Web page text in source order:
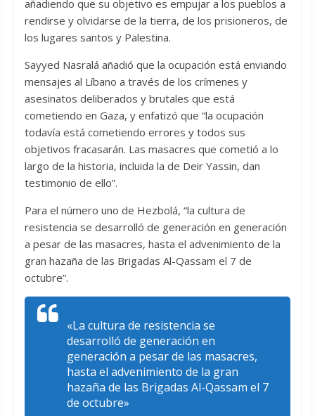
añadiendo que su objetivo es empujar a los pueblos a
rendirse y olvidarse de la tierra, de los prisioneros, de
los lugares santos y Palestina.
Sayyed Nasralá añadió que la ocupación está enviando
mensajes al Líbano a través de los crímenes y
asesinatos deliberados y brutales que está
cometiendo en Gaza, y enfatizó que “la ocupación
todavía está cometiendo errores y todos sus
objetivos fracasarán. Las masacres que cometió a lo
largo de la historia, incluida la de Deir Yassin, dan
testimonio de ello”.
Para el número uno de Hezbolá, “la cultura de
resistencia se desarrolló de generación en generación
a pesar de las masacres, hasta el advenimiento de la
gran hazaña de las Brigadas Al-Qassam el 7 de
octubre”.
«La cultura de resistencia se
desarrolló de generación en
generación a pesar de las masacres,
hasta el advenimiento de la gran
hazaña de las Brigadas Al-Qassam el 7
de octubre»